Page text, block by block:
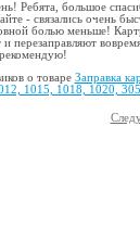
Ребята, большое
- связались очень
болью меньше!
перезаправляют
о товаре Заправка
1015, 1018, 1020,